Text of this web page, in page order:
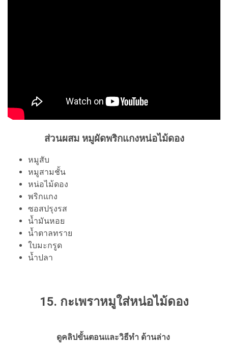
ส่วนผสม หมูผัดพริกแกงหน่อไม้ดอง
หมูสับ
หมูสามชั้น
หน่อไม้ดอง
พริกแกง
ซอสปรุงรส
น้ำมันหอย
น้ำตาลทราย
ใบมะกรูด
น้ำปลา
15. กะเพราหมูใส่หน่อไม้ดอง
ดูคลิปขั้นตอนและวิธีทำ ด้านล่าง